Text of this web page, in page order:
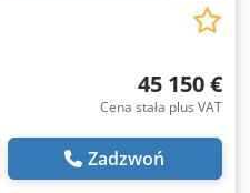
45 150 €
Cena stała plus VAT
Zadzwoń